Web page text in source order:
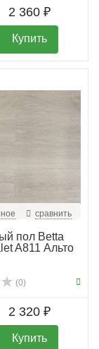
2 360 ₽
Купить
сравнить
пол Betta
A811 Альто
(0)
2 320 ₽
Купить